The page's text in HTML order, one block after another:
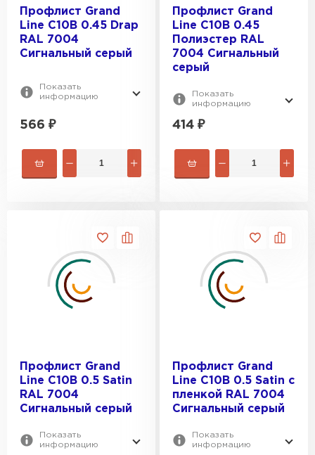
Профлист Grand
Line C10В 0.45 Drap
RAL 7004
Сигнальный серый
Показать
информацию
566 ₽
Профлист Grand
Line C10В 0.45
Полиэстер RAL
7004 Сигнальный
серый
Показать
информацию
414 ₽
Профлист Grand
Line C10В 0.5 Satin
RAL 7004
Сигнальный серый
Показать
информацию
Профлист Grand
Line C10В 0.5 Satin с
пленкой RAL 7004
Сигнальный серый
Показать
информацию